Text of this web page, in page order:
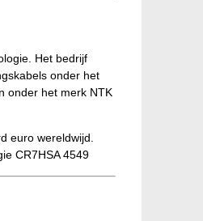
Het bedrijf
onder het
onder het merk NTK
euro wereldwijd.
CR7HSA 4549